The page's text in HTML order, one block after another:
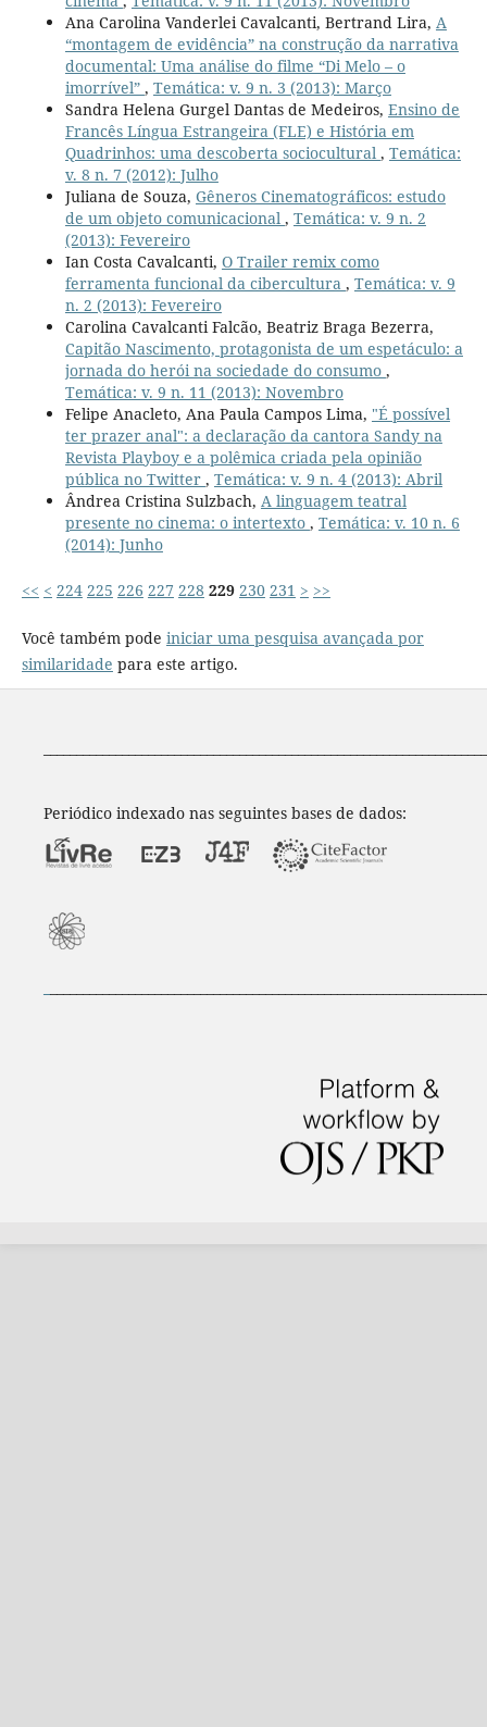
Ana Carolina Vanderlei Cavalcanti, Bertrand Lira, A
“montagem de evidência” na construção da narrativa
documental: Uma análise do filme “Di Melo – o
imorrível” , Temática: v. 9 n. 3 (2013): Março
Sandra Helena Gurgel Dantas de Medeiros, Ensino de
Francês Língua Estrangeira (FLE) e História em
Quadrinhos: uma descoberta sociocultural , Temática:
v. 8 n. 7 (2012): Julho
Juliana de Souza, Gêneros Cinematográficos: estudo
de um objeto comunicacional , Temática: v. 9 n. 2
(2013): Fevereiro
Ian Costa Cavalcanti, O Trailer remix como
ferramenta funcional da cibercultura , Temática: v. 9
n. 2 (2013): Fevereiro
Carolina Cavalcanti Falcão, Beatriz Braga Bezerra,
Capitão Nascimento, protagonista de um espetáculo: a
jornada do herói na sociedade do consumo ,
Temática: v. 9 n. 11 (2013): Novembro
Felipe Anacleto, Ana Paula Campos Lima, "É possível
ter prazer anal": a declaração da cantora Sandy na
Revista Playboy e a polêmica criada pela opinião
pública no Twitter , Temática: v. 9 n. 4 (2013): Abril
Ândrea Cristina Sulzbach, A linguagem teatral
presente no cinema: o intertexto , Temática: v. 10 n. 6
(2014): Junho
<< < 224 225 226 227 228 229 230 231 > >>
Você também pode iniciar uma pesquisa avançada por
similaridade para este artigo.
Periódico indexado nas seguintes bases de dados: